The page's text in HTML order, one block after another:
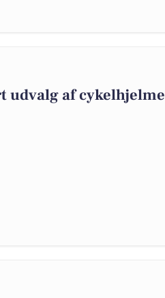
udvalg af cykelhjelme